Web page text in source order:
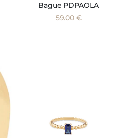
Bague PDPAOLA
59.00 €